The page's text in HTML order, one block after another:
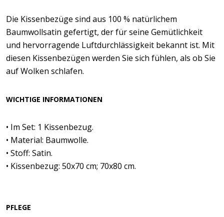
Die Kissenbezüge sind aus 100 % natürlichem
Baumwollsatin gefertigt, der für seine Gemütlichkeit
und hervorragende Luftdurchlässigkeit bekannt ist. Mit
diesen Kissenbezügen werden Sie sich fühlen, als ob Sie
auf Wolken schlafen.
WICHTIGE INFORMATIONEN
• Im Set: 1 Kissenbezug.
• Material: Baumwolle.
• Stoff: Satin.
• Kissenbezug: 50x70 cm; 70x80 cm.
PFLEGE